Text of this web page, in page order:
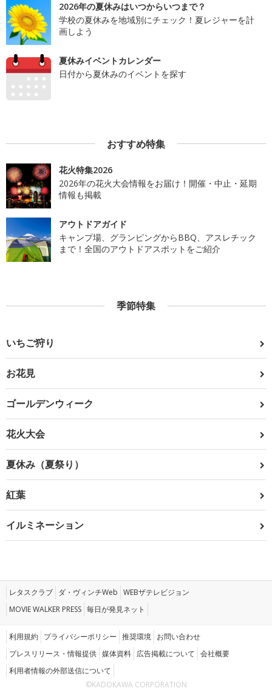
2026年の夏休みはいつからいつまで？
学校の夏休みを地域別にチェック！夏レジャーを計
画しよう
夏休みイベントカレンダー
日付から夏休みのイベントを探す
おすすめ特集
花火特集2026
2026年の花火大会情報をお届け！開催・中止・延期
情報も掲載
アウトドアガイド
キャンプ場、グランピングからBBQ、アスレチック
まで！全国のアウトドアスポットをご紹介
季節特集
いちご狩り
お花見
ゴールデンウィーク
花火大会
夏休み（夏祭り）
紅葉
イルミネーション
レタスクラブ ダ・ヴィンチWeb WEBザテレビジョン
MOVIE WALKER PRESS 毎日が発見ネット
利用規約 プライバシーポリシー 推奨環境 お問い合わせ
プレスリリース・情報提供 媒体資料 広告掲載について 会社概要
利用者情報の外部送信について
©KADOKAWA CORPORATION